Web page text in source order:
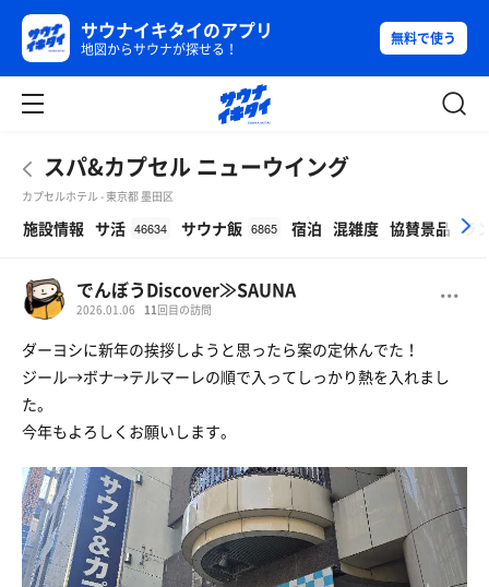
サウナイキタイのアプリ
地図からサウナが探せる！
無料で使う
スパ&カプセル ニューウイング
カプセルホテル - 東京都 墨田区
施設情報 サ活 46634 サウナ飯 6865 宿泊 混雑度 協賛景品 ラ
でんぼうDiscover≫SAUNA
2026.01.06 11 回目の訪問
ダーヨシに新年の挨拶しようと思ったら案の定休んでた！
ジール→ボナ→テルマーレの順で入ってしっかり熱を入れまし
た。
今年もよろしくお願いします。